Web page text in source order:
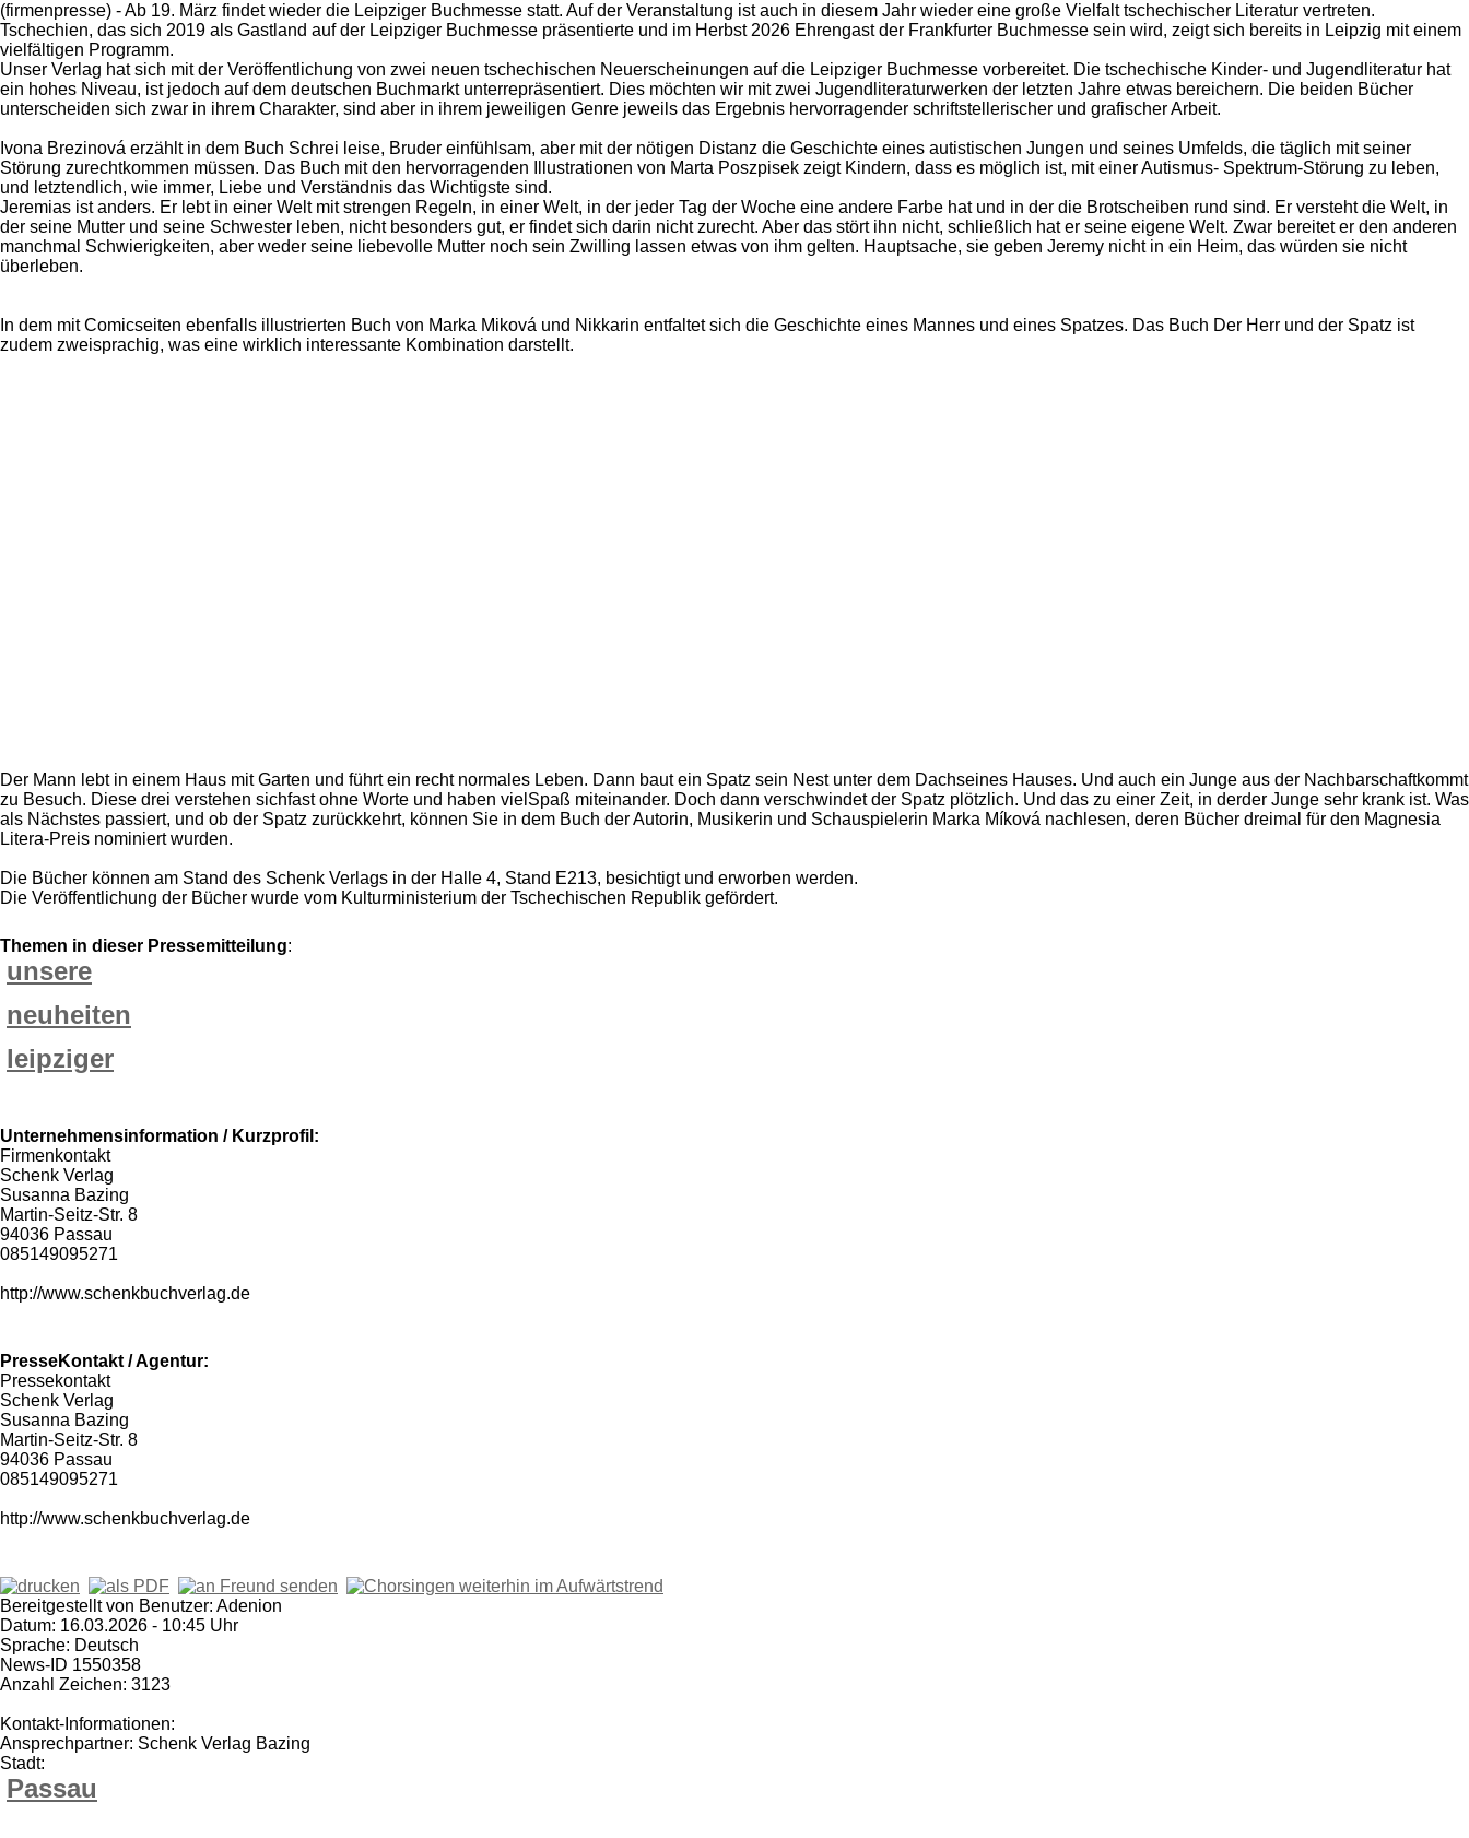
(firmenpresse) - Ab 19. März findet wieder die Leipziger Buchmesse statt. Auf der Veranstaltung ist auch in diesem Jahr wieder eine große Vielfalt tschechischer Literatur vertreten.
Tschechien, das sich 2019 als Gastland auf der Leipziger Buchmesse präsentierte und im Herbst 2026 Ehrengast der Frankfurter Buchmesse sein wird, zeigt sich bereits in Leipzig mit einem
vielfältigen Programm.
Unser Verlag hat sich mit der Veröffentlichung von zwei neuen tschechischen Neuerscheinungen auf die Leipziger Buchmesse vorbereitet. Die tschechische Kinder- und Jugendliteratur hat
ein hohes Niveau, ist jedoch auf dem deutschen Buchmarkt unterrepräsentiert. Dies möchten wir mit zwei Jugendliteraturwerken der letzten Jahre etwas bereichern. Die beiden Bücher
unterscheiden sich zwar in ihrem Charakter, sind aber in ihrem jeweiligen Genre jeweils das Ergebnis hervorragender schriftstellerischer und grafischer Arbeit.
Ivona Brezinová erzählt in dem Buch Schrei leise, Bruder einfühlsam, aber mit der nötigen Distanz die Geschichte eines autistischen Jungen und seines Umfelds, die täglich mit seiner
Störung zurechtkommen müssen. Das Buch mit den hervorragenden Illustrationen von Marta Poszpisek zeigt Kindern, dass es möglich ist, mit einer Autismus- Spektrum-Störung zu leben,
und letztendlich, wie immer, Liebe und Verständnis das Wichtigste sind.
Jeremias ist anders. Er lebt in einer Welt mit strengen Regeln, in einer Welt, in der jeder Tag der Woche eine andere Farbe hat und in der die Brotscheiben rund sind. Er versteht die Welt, in
der seine Mutter und seine Schwester leben, nicht besonders gut, er findet sich darin nicht zurecht. Aber das stört ihn nicht, schließlich hat er seine eigene Welt. Zwar bereitet er den anderen
manchmal Schwierigkeiten, aber weder seine liebevolle Mutter noch sein Zwilling lassen etwas von ihm gelten. Hauptsache, sie geben Jeremy nicht in ein Heim, das würden sie nicht
überleben.
In dem mit Comicseiten ebenfalls illustrierten Buch von Marka Miková und Nikkarin entfaltet sich die Geschichte eines Mannes und eines Spatzes. Das Buch Der Herr und der Spatz ist
zudem zweisprachig, was eine wirklich interessante Kombination darstellt.
Der Mann lebt in einem Haus mit Garten und führt ein recht normales Leben. Dann baut ein Spatz sein Nest unter dem Dachseines Hauses. Und auch ein Junge aus der Nachbarschaftkommt
zu Besuch. Diese drei verstehen sichfast ohne Worte und haben vielSpaß miteinander. Doch dann verschwindet der Spatz plötzlich. Und das zu einer Zeit, in derder Junge sehr krank ist. Was
als Nächstes passiert, und ob der Spatz zurückkehrt, können Sie in dem Buch der Autorin, Musikerin und Schauspielerin Marka Míková nachlesen, deren Bücher dreimal für den Magnesia
Litera-Preis nominiert wurden.
Die Bücher können am Stand des Schenk Verlags in der Halle 4, Stand E213, besichtigt und erworben werden.
Die Veröffentlichung der Bücher wurde vom Kulturministerium der Tschechischen Republik gefördert.
Themen in dieser Pressemitteilung:
unsere
neuheiten
leipziger
Unternehmensinformation / Kurzprofil:
Firmenkontakt
Schenk Verlag
Susanna Bazing
Martin-Seitz-Str. 8
94036 Passau
085149095271
http://www.schenkbuchverlag.de
PresseKontakt / Agentur:
Pressekontakt
Schenk Verlag
Susanna Bazing
Martin-Seitz-Str. 8
94036 Passau
085149095271
http://www.schenkbuchverlag.de
Bereitgestellt von Benutzer: Adenion
Datum: 16.03.2026 - 10:45 Uhr
Sprache: Deutsch
News-ID 1550358
Anzahl Zeichen: 3123
Kontakt-Informationen:
Ansprechpartner: Schenk Verlag Bazing
Stadt:
Passau